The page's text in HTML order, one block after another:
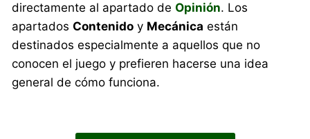
directamente al apartado deOpinión. Los
apartadosContenido y Mecánica están
destinados especialmente a aquellos que no
conocen el juego y prefieren hacerse una idea
general de cómo funciona.